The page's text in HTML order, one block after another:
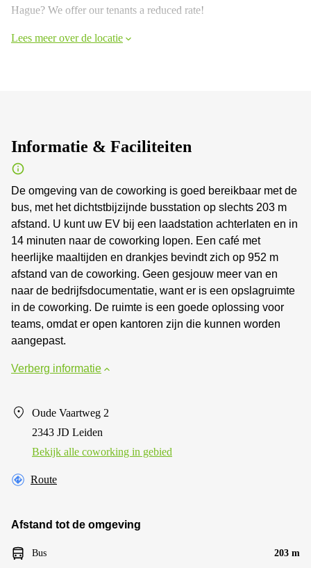
Hague? We offer our tenants a reduced rate!
Lees meer over de locatie
Informatie & Faciliteiten
De omgeving van de coworking is goed bereikbaar met de
bus, met het dichtstbijzijnde busstation op slechts 203 m
afstand. U kunt uw EV bij een laadstation achterlaten en in
14 minuten naar de coworking lopen. Een café met
heerlijke maaltijden en drankjes bevindt zich op 952 m
afstand van de coworking. Geen gesjouw meer van en
naar de bedrijfsdocumentatie, want er is een opslagruimte
in de coworking. De ruimte is een goede oplossing voor
teams, omdat er open kantoren zijn die kunnen worden
aangepast.
Verberg informatie
Oude Vaartweg 2
2343 JD Leiden
Bekijk alle сoworking in gebied
Route
Afstand tot de omgeving
Bus 203 m